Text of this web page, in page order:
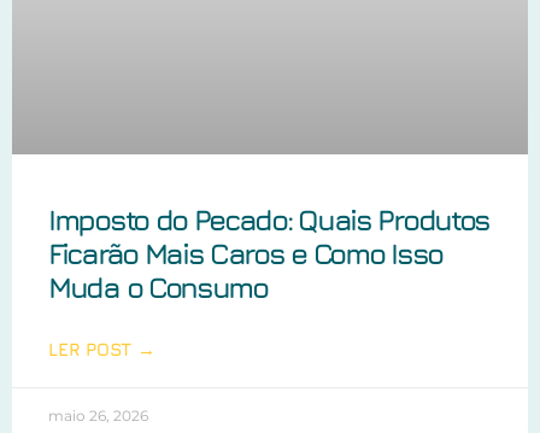
Imposto do Pecado: Quais Produtos
Ficarão Mais Caros e Como Isso
Muda o Consumo
LER POST →
maio 26, 2026